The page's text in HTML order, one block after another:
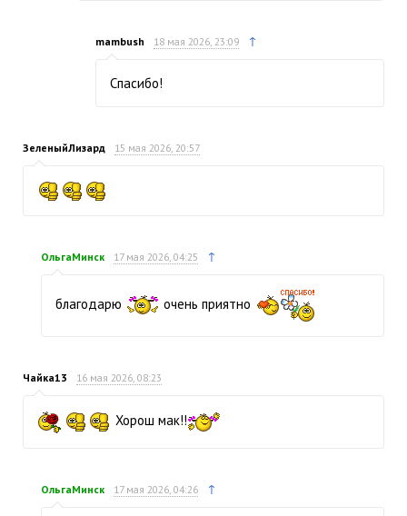
mambush 18 мая 2026, 23:09 ↑
Спасибо!
ЗеленыйЛизард 15 мая 2026, 20:57
ОльгаМинск 17 мая 2026, 04:25 ↑
благодарю очень приятно
Чайка13 16 мая 2026, 08:23
Хорош мак!!
ОльгаМинск 17 мая 2026, 04:26 ↑